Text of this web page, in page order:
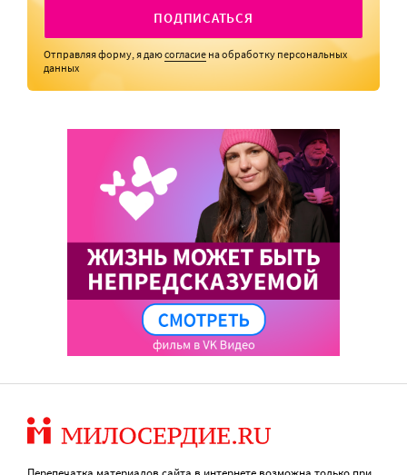
ПОДПИСАТЬСЯ
Отправляя форму, я даюсогласие на обработку персональных
данных